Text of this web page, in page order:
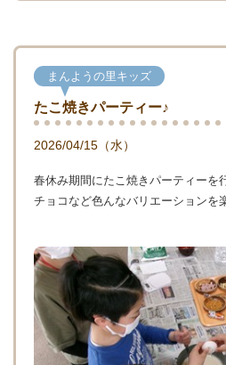
まんようの里キッズ
たこ焼きパーティー♪
2026/04/15（水）
春休み期間にたこ焼きパーティーを
チョコなど色んなバリエーションを